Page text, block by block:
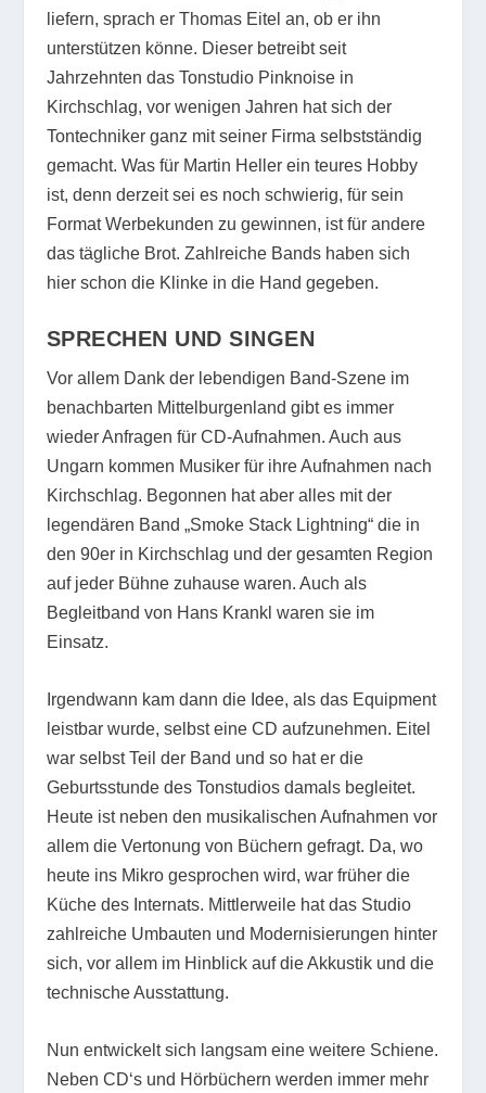
liefern, sprach er Thomas Eitel an, ob er ihn
unterstützen könne. Dieser betreibt seit
Jahrzehnten das Tonstudio Pinknoise in
Kirchschlag, vor wenigen Jahren hat sich der
Tontechniker ganz mit seiner Firma selbstständig
gemacht. Was für Martin Heller ein teures Hobby
ist, denn derzeit sei es noch schwierig, für sein
Format Werbekunden zu gewinnen, ist für andere
das tägliche Brot. Zahlreiche Bands haben sich
hier schon die Klinke in die Hand gegeben.
SPRECHEN UND SINGEN
Vor allem Dank der lebendigen Band-Szene im
benachbarten Mittelburgenland gibt es immer
wieder Anfragen für CD-Aufnahmen. Auch aus
Ungarn kommen Musiker für ihre Aufnahmen nach
Kirchschlag. Begonnen hat aber alles mit der
legendären Band „Smoke Stack Lightning“ die in
den 90er in Kirchschlag und der gesamten Region
auf jeder Bühne zuhause waren. Auch als
Begleitband von Hans Krankl waren sie im
Einsatz.
Irgendwann kam dann die Idee, als das Equipment
leistbar wurde, selbst eine CD aufzunehmen. Eitel
war selbst Teil der Band und so hat er die
Geburtsstunde des Tonstudios damals begleitet.
Heute ist neben den musikalischen Aufnahmen vor
allem die Vertonung von Büchern gefragt. Da, wo
heute ins Mikro gesprochen wird, war früher die
Küche des Internats. Mittlerweile hat das Studio
zahlreiche Umbauten und Modernisierungen hinter
sich, vor allem im Hinblick auf die Akkustik und die
technische Ausstattung.
Nun entwickelt sich langsam eine weitere Schiene.
Neben CD‘s und Hörbüchern werden immer mehr